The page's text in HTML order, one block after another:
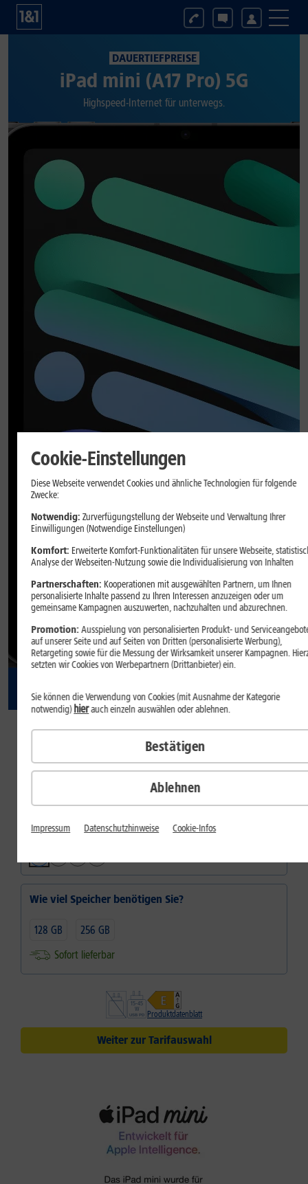
DAUERTIEFPREISE
iPad mini (A17 Pro) 5G
Highspeed-Internet für unterwegs.
37,
99
€/Monat
dauerhaft
1&1 Daten-Flat M
Welche Farbe gefällt Ihnen?
Farbe:Space Grau
Wie viel Speicher benötigen Sie?
128 GB
256 GB
Sofort lieferbar
Produktdatenblatt
Weiter zur Tarifauswahl
Cookie-Einstellungen
Diese Webseite verwendet Cookies und ähnliche Technologien für folgende
Zwecke:
Notwendig: Zurverfügungstellung der Webseite und Verwaltung Ihrer
Einwilligungen (Notwendige Einstellungen)
Komfort: Erweiterte Komfort-Funktionalitäten für unsere Webseite,
Analyse der Webseiten-Nutzung sowie die Individualisierung von Inhalten
Partnerschaften: Kooperationen mit ausgewählten Partnern, um Ihnen
personalisierte Inhalte passend zu Ihren Interessen anzuzeigen oder um
gemeinsame Kampagnen auszuwerten, nachzuhalten und abzurechnen.
Promotion:Ausspielung von personalisierten Produkt- und
auf unserer Seite und auf Seiten von Dritten (personalisierte Werbung),
Retargeting sowie für die Messung der Wirksamkeit unserer Kampagnen.
setzten wir Cookies von Werbepartnern (Drittanbieter) ein.
Ablehnen
Sie können die Verwendung von Cookies (mit Ausnahme der Kategorie
notwendig) hierauch einzeln auswählen oder ablehnen.
Bestätigen
Impressum Datenschutzhinweise Cookie-Infos